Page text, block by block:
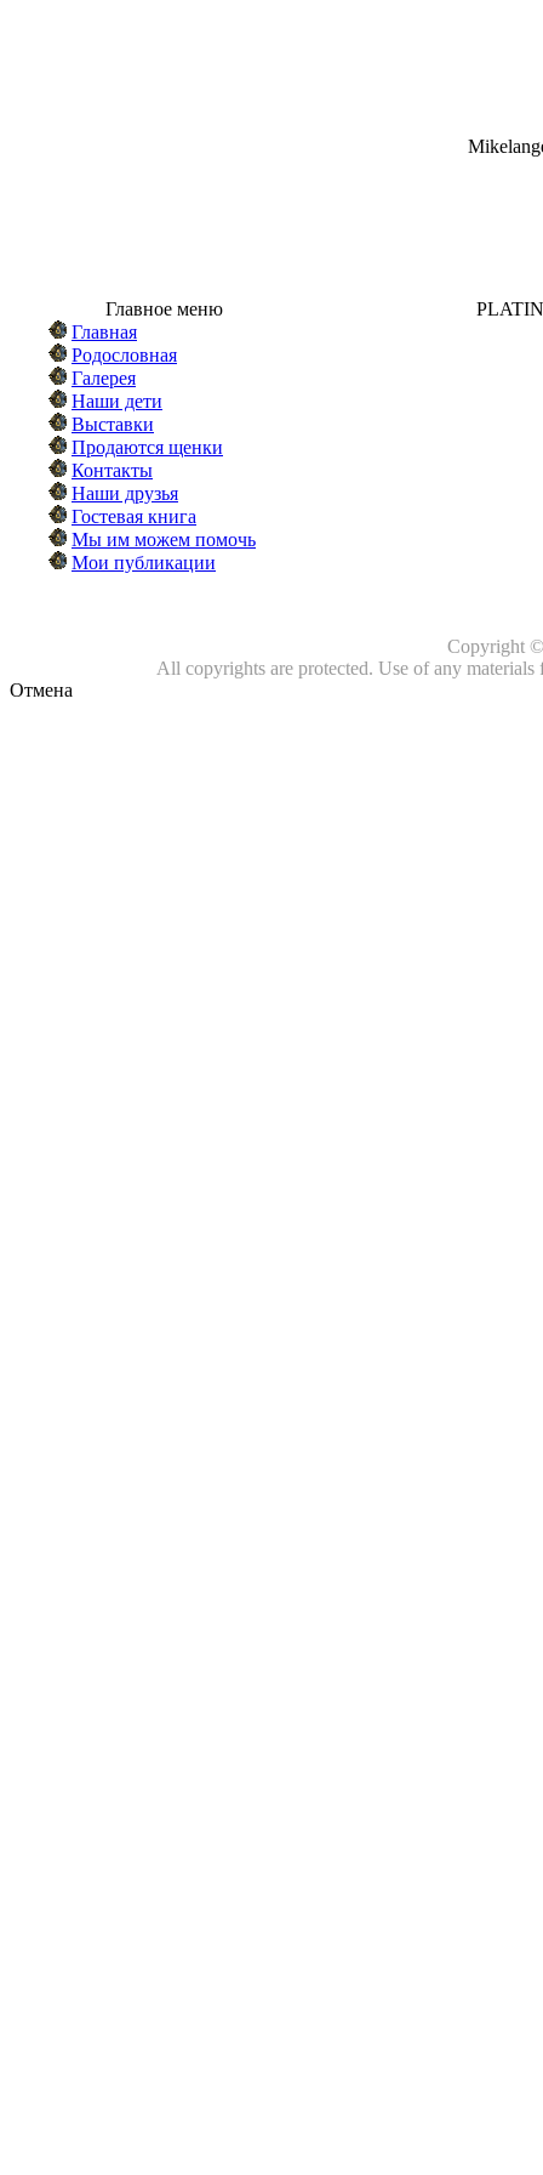
Главное меню
Главная
Родословная
Галерея
Наши дети
Выставки
Продаются щенки
Контакты
Наши друзья
Гостевая книга
Мы им можем помочь
Мои публикации
Copyright
All copyrights are protected. Use of any
Отмена